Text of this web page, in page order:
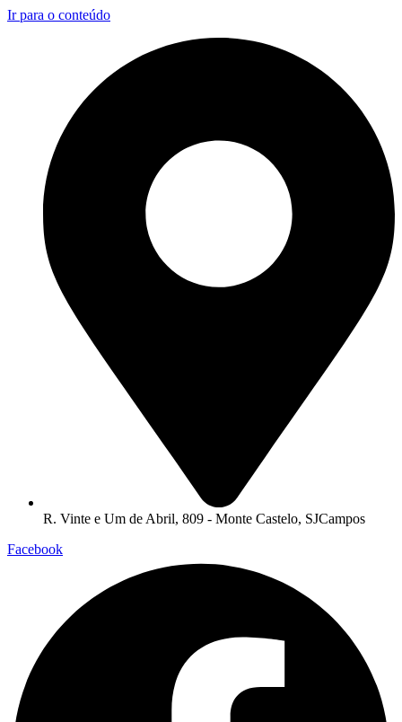
Ir para o conteúdo
R. Vinte e Um de Abril, 809 - Monte Castelo, SJCampos
Facebook